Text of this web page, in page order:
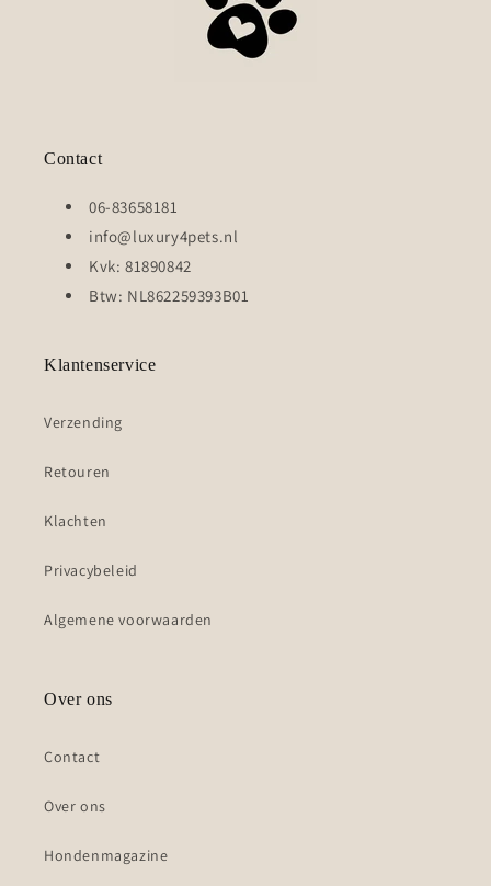
Contact
06-83658181
info@luxury4pets.nl
Kvk: 81890842
Btw: NL862259393B01
Klantenservice
Verzending
Retouren
Klachten
Privacybeleid
Algemene voorwaarden
Over ons
Contact
Over ons
Hondenmagazine